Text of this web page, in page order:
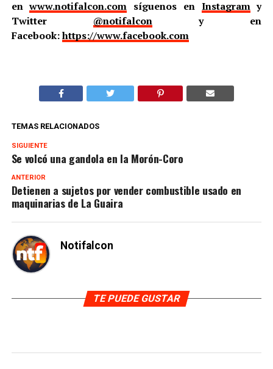
enwww.notifalcon.com síguenos en Instagramy
Twitter @notifalcony en
Facebook:https://www.facebook.com
TEMAS RELACIONADOS
SIGUIENTE
Se volcó una gandola en la Morón-Coro
ANTERIOR
Detienen a sujetos por vender combustible usado en
maquinarias de La Guaira
Notifalcon
TE PUEDE GUSTAR